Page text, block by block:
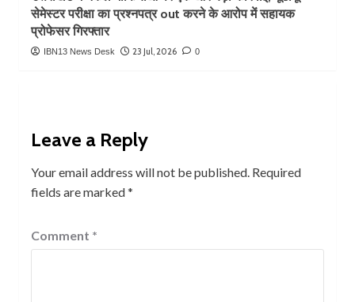
सेमेस्टर परीक्षा का प्रश्नपत्र out करने के आरोप में सहायक
प्रोफेसर गिरफ्तार
IBN13 News Desk 23 Jul, 2026 0
Leave a Reply
Your email address will not be published. Required
fields are marked*
Comment *